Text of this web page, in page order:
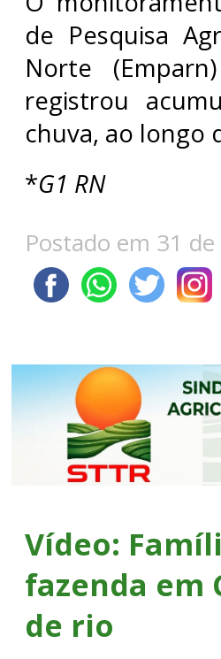
de Pesquisa
Norte
registrou
chuva, ao longo
*G1 RN
Postado em 31
Vídeo:
fazenda em
de rio